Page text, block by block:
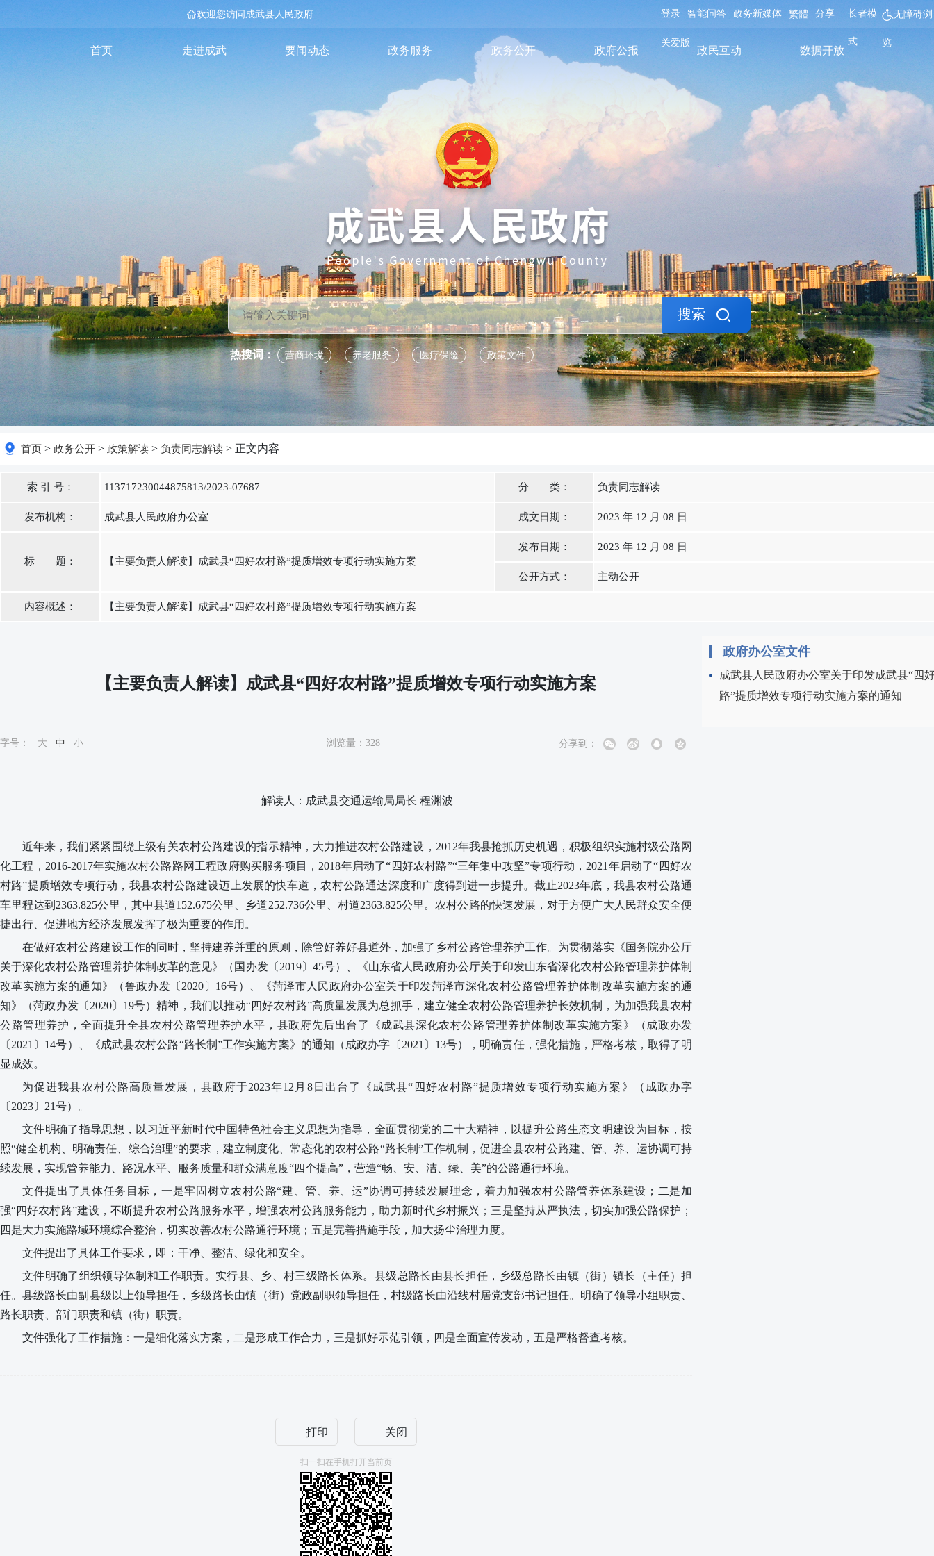
欢迎您访问成武县人民政府 登录 智能问答 政务新媒体 繁體 分享
关爱版
长者模
式
无障碍浏
览
首页 走进成武 要闻动态 政务服务 政务公开 政府公报 政民互动 数据开放
搜索
热搜词： 营商环境 养老服务 医疗保险 政策文件
首页 > 政务公开 > 政策解读 > 负责同志解读 > 正文内容
索 引 号： 113717230044875813/2023-07687 分 类： 负责同志解读
发布机构： 成武县人民政府办公室 成文日期： 2023 年 12 月 08 日
标 题： 【主要负责人解读】成武县“四好农村路”提质增效专项行动实施方案
发布日期： 2023 年 12 月 08 日
公开方式： 主动公开
内容概述： 【主要负责人解读】成武县“四好农村路”提质增效专项行动实施方案
【主要负责人解读】成武县“四好农村路”提质增效专项行动实施方案
字号： 大 中 小 浏览量： 328 分享到：
解读人：成武县交通运输局局长 程渊波
近年来，我们紧紧围绕上级有关农村公路建设的指示精神，大力推进农村公路建设， 2012年我县抢抓历史机遇，积极组织实施村级公路网
化工程，2016-2017年实施农村公路路网工程政府购买服务项目， 2018年启动了“四好农村路”“三年集中攻坚”专项行动，2021年启动了“四好农
村路”提质增效专项行动，我县农村公路建设迈上发展的快车道，农村公路通达深度和广度得到进一步提升。截止2023年底，我县农村公路通
车里程达到2363.825公里，其中县道152.675公里、乡道252.736公里、村道2363.825公里。农村公路的快速发展，对于方便广大人民群众安全便
捷出行、促进地方经济发展发挥了极为重要的作用。
在做好农村公路建设工作的同时，坚持建养并重的原则，除管好养好县道外，加强了乡村公路管理养护工作。 为贯彻落实《国务院办公厅
关于深化农村公路管理养护体制改革的意见》（国办发〔2019〕45号）、《山东省人民政府办公厅关于印发山东省深化农村公路管理养护体制
改革实施方案的通知》（鲁政办发〔2020〕16号）、《菏泽市人民政府办公室关于印发菏泽市深化农村公路管理养护体制改革实施方案的通
知》（菏政办发〔2020〕19号）精神，我们以推动“四好农村路”高质量发展为总抓手，建立健全农村公路管理养护长效机制， 为加强我县农村
公路管理养护，全面提升全县农村公路管理养护水平，县政府先后出台了《成武县深化农村公路管理养护体制改革实施方案》（ 成政办发
〔2021〕14号）、 《成武县农村公路“路长制”工作实施方案》的通知（成政办字〔2021〕13号）
，明确责任，强化措施，严格考核，取得了明
显成效。
为促进我县农村公路高质量发展，县政府于2023年12月8日 出台了
《成武县“四好农村路”提质增效专项行动实施方案》（成政办字
〔2023〕 21号）。
文件明确了指导思想， 以习近平新时代中国特色社会主义思想为指导，全面贯彻党的二十大精神， 以提升公路生态文明建设为目标，按
照“健全机构、明确责任、综合治理”的要求， 建立制度化、常态化的农村公路“路长制”工作机制，促进全县农村公路建、管、养、运协调可持
续发展，实现管养能力、路况水平、服务质量和群众满意度“四个提高” ，营造“畅、安、洁、绿、美”的公路通行环境。
文件提出了具体任务目标，一是牢固树立农村公路“建、管、养、运”协调可持续发展理念，着力加强农村公路管养体系建设；二是加
强“四好农村路”建设，不断提升农村公路服务水平，增强农村公路服务能力，助力新时代乡村振兴；三是坚持从严执法，切实加强公路保护；
四是大力实施路域环境综合整治，切实改善农村公路通行环境；五是完善措施手段，加大扬尘治理力度。
文件提出了具体工作要求，即： 干净、整洁、绿化和安全。
文件明确了组织领导体制和工作职责。 实行县、乡、 村三级路长体系。 县级总路长由县长担任，乡级总路长由镇（街）镇长（主任）担
任。县级路长由副县级以上领导担任，乡级路长由镇（街）党政副职领导担任，村级路长由沿线村居党支部书记担任。明确了领导小组职责、
路长职责、部门职责和镇（街）职责。
文件强化了工作措施： 一是细化落实方案，二是形成工作合力，三是抓好示范引领，四是全面宣传发动，五是严格督查考核。
打印 关闭
扫一扫在手机打开当前页
政府办公室文件
成武县人民政府办公室关于印发成武县“四
路”提质增效专项行动实施方案的通知